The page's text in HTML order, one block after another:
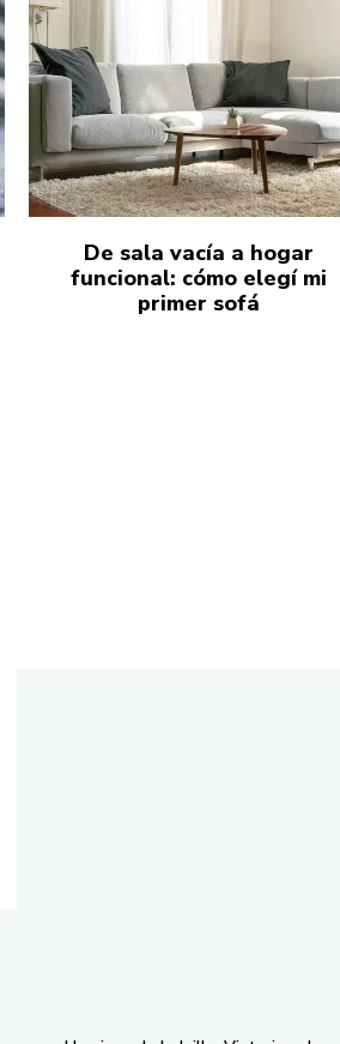
De sala vacía a hogar
funcional: cómo elegí mi
primer sofá